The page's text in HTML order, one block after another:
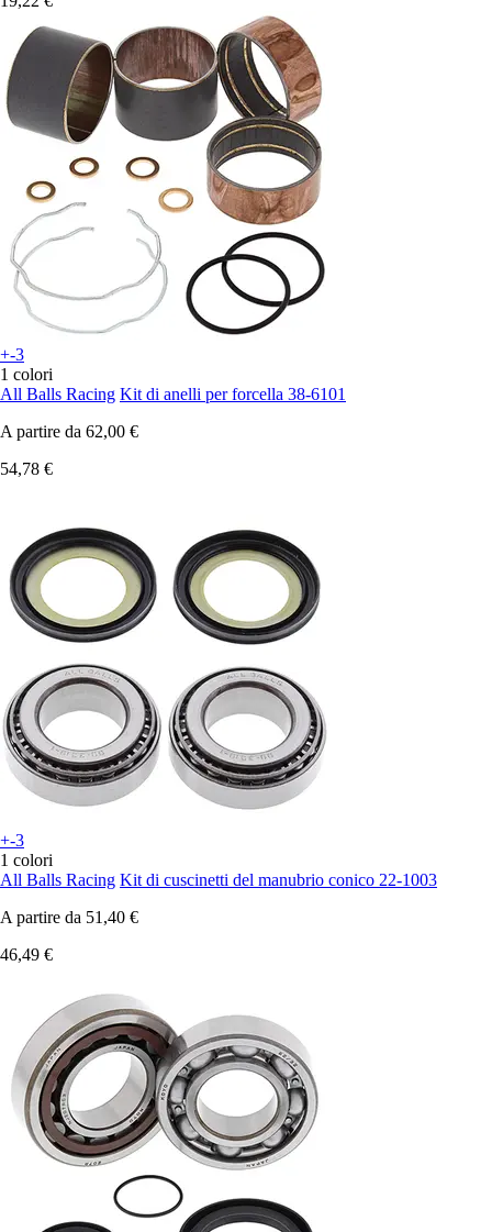
+-3
1 colori
All Balls Racing Kit di anelli per forcella 38-6101
A partire da 62,00 €
54,78 €
+-3
1 colori
All Balls Racing Kit di cuscinetti del manubrio conico 22-1003
A partire da 51,40 €
46,49 €